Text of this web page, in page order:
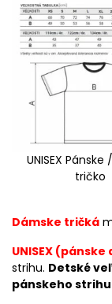
UNISEX
tričko
Dámske tričká
UNISEX
strihu. Detské
pánskeho